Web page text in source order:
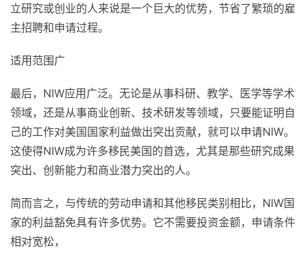
立研究或创业的人来说是一个巨大的优势，节省了繁琐的雇
主招聘和申请过程。
适用范围广
最后，NIW应用广泛。无论是从事科研、教学、医学等学术
领域，还是从事商业创新、技术研发等领域，只要能证明自
己的工作对美国国家利益做出突出贡献，就可以申请NIW。
这使得NIW成为许多移民美国的首选，尤其是那些研究成果
突出、创新能力和商业潜力突出的人。
简而言之，与传统的劳动申请和其他移民类别相比，NIW国
家的利益豁免具有许多优势。它不需要投资金额，申请条件
相对宽松，